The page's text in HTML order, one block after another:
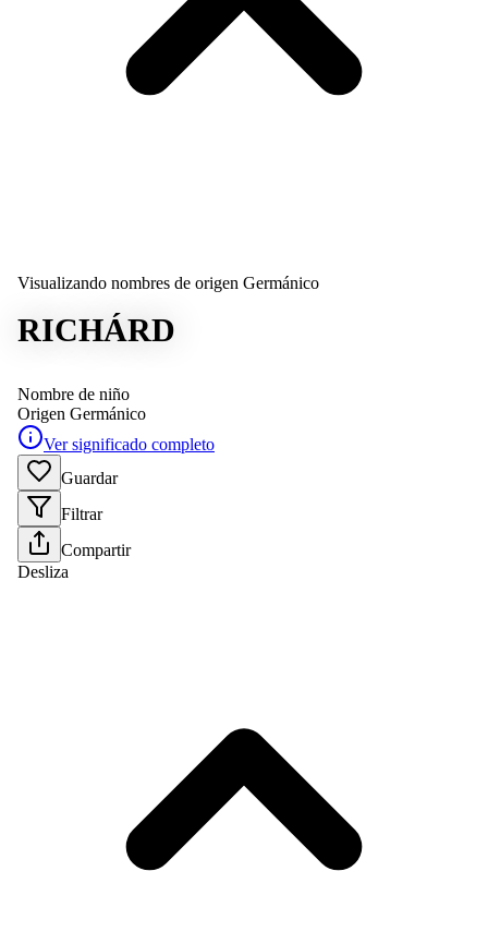
Visualizando nombres de origen Germánico
RICHÁRD
Nombre de niño
Origen Germánico
Ver significado completo
Guardar
Filtrar
Compartir
Desliza